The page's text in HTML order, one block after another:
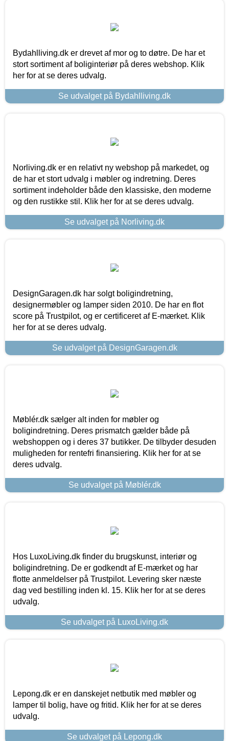
Bydahlliving.dk er drevet af mor og to døtre. De har et
stort sortiment af boliginteriør på deres webshop. Klik
her for at se deres udvalg.
Se udvalget på Bydahlliving.dk
Norliving.dk er en relativt ny webshop på markedet, og
de har et stort udvalg i møbler og indretning. Deres
sortiment indeholder både den klassiske, den moderne
og den rustikke stil. Klik her for at se deres udvalg.
Se udvalget på Norliving.dk
DesignGaragen.dk har solgt boligindretning,
designermøbler og lamper siden 2010. De har en flot
score på Trustpilot, og er certificeret af E-mærket. Klik
her for at se deres udvalg.
Se udvalget på DesignGaragen.dk
Møblér.dk sælger alt inden for møbler og
boligindretning. Deres prismatch gælder både på
webshoppen og i deres 37 butikker. De tilbyder desuden
muligheden for rentefri finansiering. Klik her for at se
deres udvalg.
Se udvalget på Møblér.dk
Hos LuxoLiving.dk finder du brugskunst, interiør og
boligindretning. De er godkendt af E-mærket og har
flotte anmeldelser på Trustpilot. Levering sker næste
dag ved bestilling inden kl. 15. Klik her for at se deres
udvalg.
Se udvalget på LuxoLiving.dk
Lepong.dk er en danskejet netbutik med møbler og
lamper til bolig, have og fritid. Klik her for at se deres
udvalg.
Se udvalget på Lepong.dk